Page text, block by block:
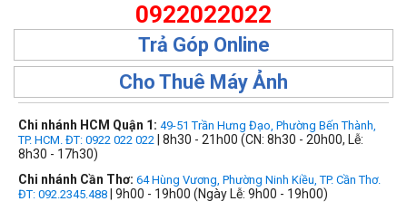
0922022022
Trả Góp Online
Cho Thuê Máy Ảnh
Chi nhánh HCM Quận 1: 49-51 Trần Hưng Đạo, Phường Bến Thành,
TP. HCM. ĐT: 0922 022 022 | 8h30 - 21h00 (CN: 8h30 - 20h00, Lễ:
8h30 - 17h30)
Chi nhánh Cần Thơ: 64 Hùng Vương, Phường Ninh Kiều, TP. Cần Thơ.
ĐT: 092.2345.488 | 9h00 - 19h00 (Ngày Lễ: 9h00 - 19h00)